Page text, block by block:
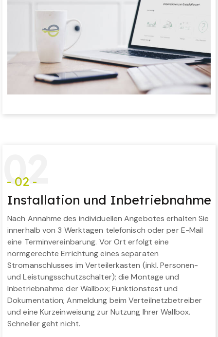
02
- 02 -
Installation und Inbetriebnahme
Nach Annahme des individuellen Angebotes erhalten Sie
innerhalb von 3 Werktagen telefonisch oder per E-Mail
eine Terminvereinbarung. Vor Ort erfolgt eine
normgerechte Errichtung eines separaten
Stromanschlusses im Verteilerkasten (inkl. Personen-
und Leistungsschutzschalter); die Montage und
Inbetriebnahme der Wallbox; Funktionstest und
Dokumentation; Anmeldung beim Verteilnetzbetreiber
und eine Kurzeinweisung zur Nutzung Ihrer Wallbox.
Schneller geht nicht.